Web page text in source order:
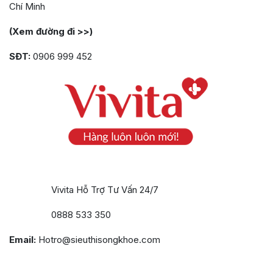
Chí Minh
(Xem đường đi >>)
SĐT: 0906 999 452
Vivita Hỗ Trợ Tư Vấn 24/7
0888 533 350
Email: Hotro@sieuthisongkhoe.com